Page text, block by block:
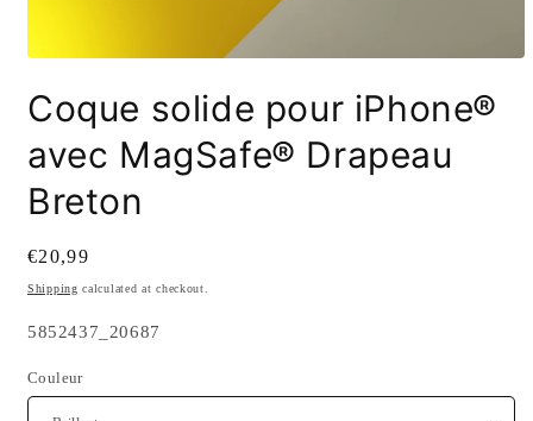
1
in
Coque solide pour iPhone®
avec MagSafe® Drapeau
Breton
Regular
price
€20,99
Shipping calculated at checkout.
SKU:
5852437_20687
Couleur